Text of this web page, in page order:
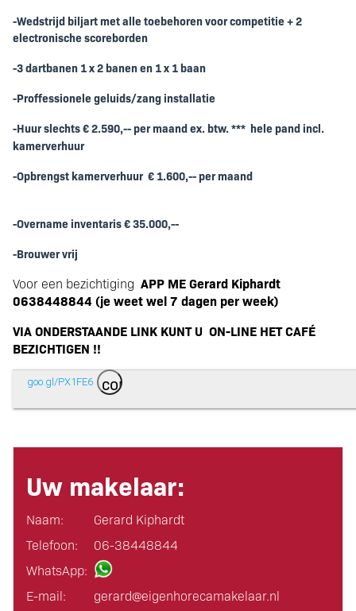
-Wedstrijd biljart met alle toebehoren voor competitie + 2
electronische scoreborden
-3 dartbanen 1 x 2 banen en 1 x 1 baan
-Proffessionele geluids/zang installatie
-Huur slechts € 2.590,-- per maand ex. btw. *** hele pand incl.
kamerverhuur
-Opbrengst kamerverhuur € 1.600,-- per maand
-Overname inventaris € 35.000,--
-Brouwer vrij
Voor een bezichtiging APP ME Gerard Kiphardt
0638448844 (je weet wel 7 dagen per week)
VIA ONDERSTAANDE LINK KUNT U ON-LINE HET CAFÉ
BEZICHTIGEN !!
goo.gl/PX1FE6 content_copy
Uw makelaar:
Naam:
Gerard Kiphardt
Telefoon:
06-38448844
WhatsApp:
E-mail:
gerard@eigen­horeca­makelaar.nl